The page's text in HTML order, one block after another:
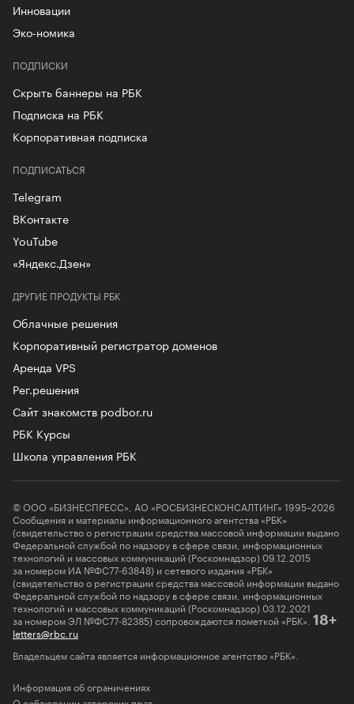
Инновации
Эко-номика
ПОДПИСКИ
Скрыть баннеры на РБК
Подписка на РБК
Корпоративная подписка
ДРУГИЕ ПРОДУКТЫ РБК
Облачные решения
Корпоративный регистратор доменов
Аренда VPS
Рег.решения
Сайт знакомств podbor.ru
РБК Курсы
Школа управления РБК
ПОДПИСАТЬСЯ
Telegram
ВКонтакте
YouTube
«Яндекс.Дзен»
© ООО «БИЗНЕСПРЕСС», АО «РОСБИЗНЕСКОНСАЛТИНГ» 1995–2026
Сообщения и материалы информационного агентства «РБК»
(свидетельство о регистрации средства массовой информации выдано
Федеральной службой по надзору в сфере связи, информационных
технологий и массовых коммуникаций (Роскомнадзор) 09.12.2015
за номером ИА №ФС77-63848) и сетевого издания «РБК»
(свидетельство о регистрации средства массовой информации выдано
Федеральной службой по надзору в сфере связи, информационных
технологий и массовых коммуникаций (Роскомнадзор) 03.12.2021
за номером ЭЛ №ФС77-82385) сопровождаются пометкой «РБК». 18+
letters@rbc.ru
Владельцем сайта является информационное агентство «РБК».
Информация об ограничениях